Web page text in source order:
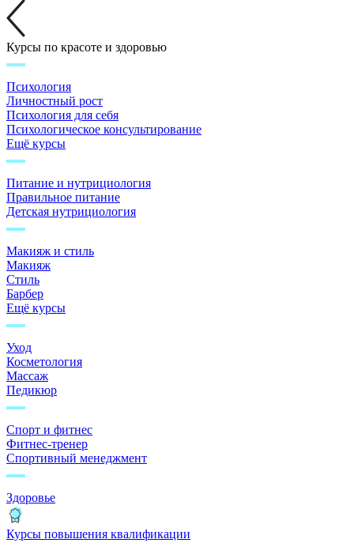
Курсы по красоте и здоровью
Психология
Личностный рост
Психология для себя
Психологическое консультирование
Ещё курсы
Питание и нутрициология
Правильное питание
Детская нутрициология
Макияж и стиль
Макияж
Стиль
Барбер
Ещё курсы
Уход
Косметология
Массаж
Педикюр
Спорт и фитнес
Фитнес-тренер
Спортивный менеджмент
Здоровье
Курсы повышения квалификации